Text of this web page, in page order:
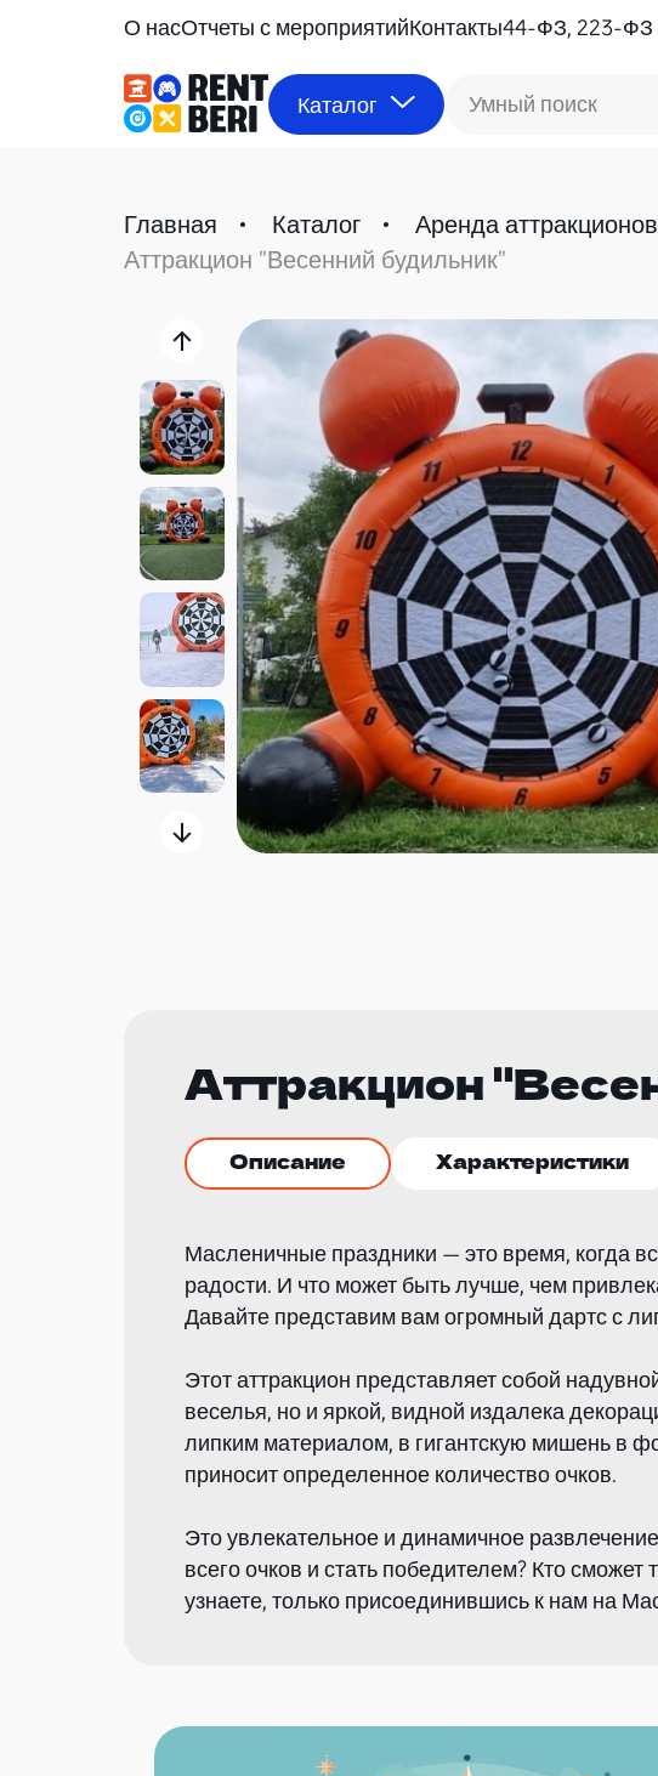
О насОтчеты с мероприятийКонтакты44-ФЗ, 223-ФЗ
Каталог Умный поиск
Главная Каталог Аренда аттракционов
Аттракцион "Весенний будильник"
Аттракцион
Описание Характеристики
Масленичные праздники — это время, когда
радости. И что может быть лучше, чем
Давайте представим вам огромный дартс с
Этот аттракцион представляет собой
веселья, но и яркой, видной издалека
липким материалом, в гигантскую мишень в
приносит определенное количество очков.
Это увлекательное и динамичное
всего очков и стать победителем? Кто
узнаете, только присоединившись к нам на